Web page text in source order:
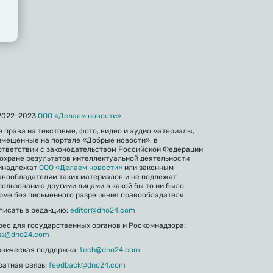
2023 ООО «Делаем новости»
права на текстовые, фото, видео и аудио материалы,
на портале «Добрые новости», в
с законодательством Российской Федерации
результатов интеллектуальной деятельности
ООО «Делаем новости» или законным
таких материалов и не подлежат
другими лицами в какой бы то ни было
без письменного разрешения правообладателя.
в редакцию: editor@dno24.com
для государственных органов и Роскомнадзора:
поддержка: tech@dno24.com
связь: feedback@dno24.com